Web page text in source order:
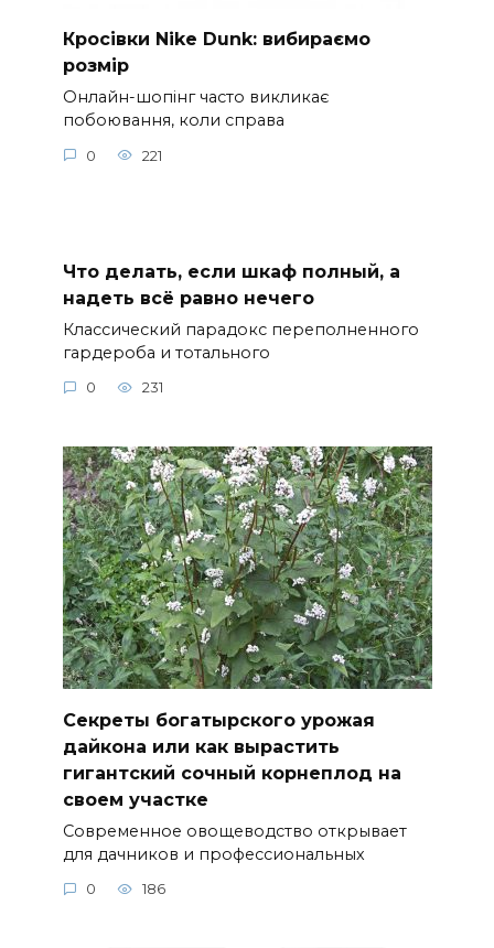
Кросівки Nike Dunk: вибираємо
розмір
Онлайн-шопінг часто викликає
побоювання, коли справа
0 221
Что делать, если шкаф полный, а
надеть всё равно нечего
Классический парадокс переполненного
гардероба и тотального
0 231
Секреты богатырского урожая
дайкона или как вырастить
гигантский сочный корнеплод на
своем участке
Современное овощеводство открывает
для дачников и профессиональных
0 186